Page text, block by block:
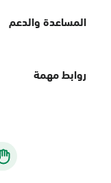
المساعدة والدعم
روابط مهمة